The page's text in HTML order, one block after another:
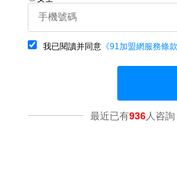
我已閱讀并同意 《91加盟網服務條款
最近已有936人咨詢